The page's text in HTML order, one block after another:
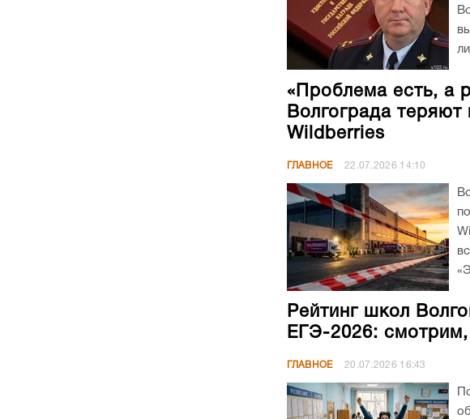
«Проблема есть, а
Волгограда
Wildberries
ГЛАВНОЕ 22.07.2026 14:10
Рейтинг школ
ЕГЭ-2026: смотрим,
ГЛАВНОЕ 20.07.2026 16:43